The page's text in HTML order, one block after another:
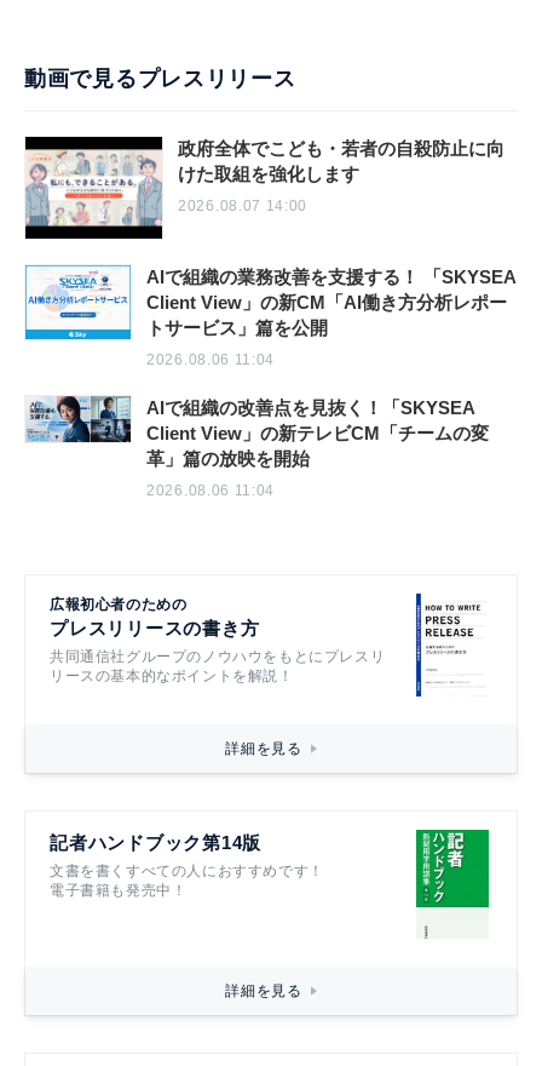
動画で見るプレスリリース
政府全体でこども・若者の自殺防止に向
けた取組を強化します
2026.08.07 14:00
AIで組織の業務改善を支援する！ 「SKYSEA
Client View」の新CM「AI働き方分析レポー
トサービス」篇を公開
2026.08.06 11:04
AIで組織の改善点を見抜く！「SKYSEA
Client View」の新テレビCM「チームの変
革」篇の放映を開始
2026.08.06 11:04
広報初心者のための
プレスリリースの書き方
共同通信社グループのノウハウをもとにプレスリ
リースの基本的なポイントを解説！
詳細を見る
記者ハンドブック第14版
文書を書くすべての人におすすめです！
電子書籍も発売中！
詳細を見る